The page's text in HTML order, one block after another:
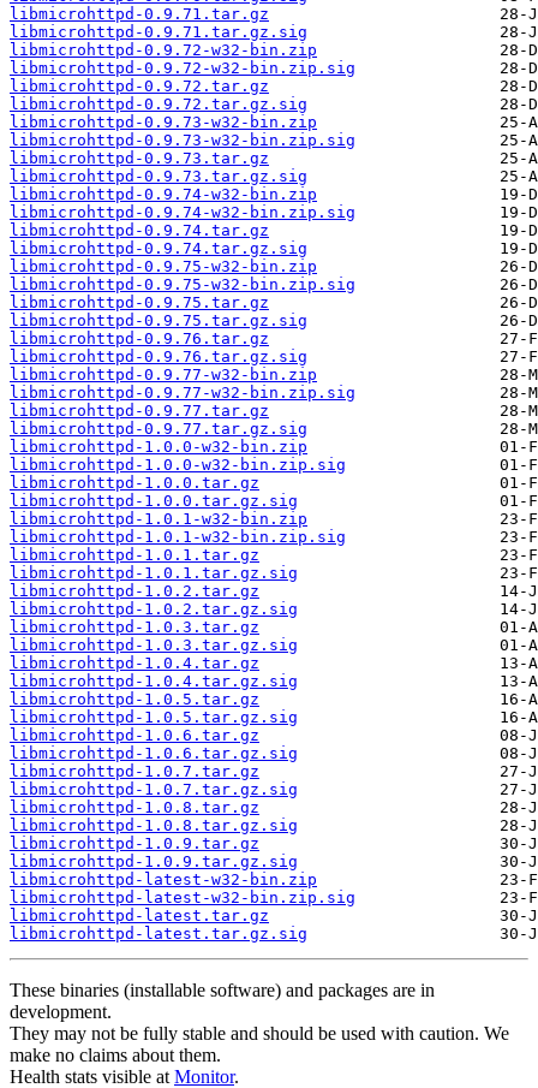
libmicrohttpd-0.9.71.tar.gz
libmicrohttpd-0.9.71.tar.gz.sig
libmicrohttpd-0.9.72-w32-bin.zip
libmicrohttpd-0.9.72-w32-bin.zip.sig
libmicrohttpd-0.9.72.tar.gz
libmicrohttpd-0.9.72.tar.gz.sig
libmicrohttpd-0.9.73-w32-bin.zip
libmicrohttpd-0.9.73-w32-bin.zip.sig
libmicrohttpd-0.9.73.tar.gz
libmicrohttpd-0.9.73.tar.gz.sig
libmicrohttpd-0.9.74-w32-bin.zip
libmicrohttpd-0.9.74-w32-bin.zip.sig
libmicrohttpd-0.9.74.tar.gz
libmicrohttpd-0.9.74.tar.gz.sig
libmicrohttpd-0.9.75-w32-bin.zip
libmicrohttpd-0.9.75-w32-bin.zip.sig
libmicrohttpd-0.9.75.tar.gz
libmicrohttpd-0.9.75.tar.gz.sig
libmicrohttpd-0.9.76.tar.gz
libmicrohttpd-0.9.76.tar.gz.sig
libmicrohttpd-0.9.77-w32-bin.zip
libmicrohttpd-0.9.77-w32-bin.zip.sig
libmicrohttpd-0.9.77.tar.gz
libmicrohttpd-0.9.77.tar.gz.sig
libmicrohttpd-1.0.0-w32-bin.zip
libmicrohttpd-1.0.0-w32-bin.zip.sig
libmicrohttpd-1.0.0.tar.gz
libmicrohttpd-1.0.0.tar.gz.sig
libmicrohttpd-1.0.1-w32-bin.zip
libmicrohttpd-1.0.1-w32-bin.zip.sig
libmicrohttpd-1.0.1.tar.gz
libmicrohttpd-1.0.1.tar.gz.sig
libmicrohttpd-1.0.2.tar.gz
libmicrohttpd-1.0.2.tar.gz.sig
libmicrohttpd-1.0.3.tar.gz
libmicrohttpd-1.0.3.tar.gz.sig
libmicrohttpd-1.0.4.tar.gz
libmicrohttpd-1.0.4.tar.gz.sig
libmicrohttpd-1.0.5.tar.gz
libmicrohttpd-1.0.5.tar.gz.sig
libmicrohttpd-1.0.6.tar.gz
libmicrohttpd-1.0.6.tar.gz.sig
libmicrohttpd-1.0.7.tar.gz
libmicrohttpd-1.0.7.tar.gz.sig
libmicrohttpd-1.0.8.tar.gz
libmicrohttpd-1.0.8.tar.gz.sig
libmicrohttpd-1.0.9.tar.gz
libmicrohttpd-1.0.9.tar.gz.sig
libmicrohttpd-latest-w32-bin.zip
libmicrohttpd-latest-w32-bin.zip.sig
libmicrohttpd-latest.tar.gz
libmicrohttpd-latest.tar.gz.sig
These binaries (installable software) and packages are in
development.
They may not be fully stable and should be used with caution. We
make no claims about them.
Health stats visible at Monitor.